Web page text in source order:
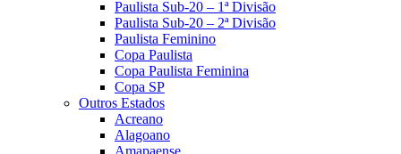
Paulista Sub-20 – 1ª Divisão
Paulista Sub-20 – 2ª Divisão
Paulista Feminino
Copa Paulista
Copa Paulista Feminina
Copa SP
Outros Estados
Acreano
Alagoano
Amapaense